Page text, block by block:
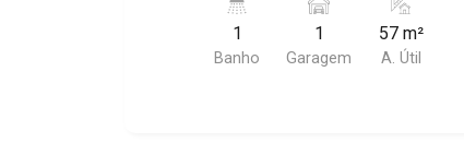
Luiz, Ribeirão Preto/SP. Conheça as
características deste imóvel que a
Martinelli Imobiliária selecionou para
1
Banho
1
Garagem
57 m²
A. Útil